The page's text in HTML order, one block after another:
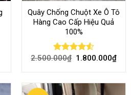
Quây Chống Chuột Xe Ô Tô
Hàng Cao Cấp Hiệu Quả
100%
Rated 4.51
2.500.000₫ 1.800.000₫